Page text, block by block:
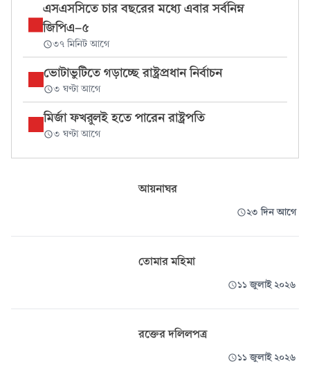
এসএসসিতে চার বছরের মধ্যে এবার সর্বনিম্ন
জিপিএ-৫
৩৭ মিনিট আগে
ভোটাভুটিতে গড়াচ্ছে রাষ্ট্রপ্রধান নির্বাচন
৩ ঘণ্টা আগে
মির্জা ফখরুলই হতে পারেন রাষ্ট্রপতি
৩ ঘণ্টা আগে
আয়নাঘর
২৩ দিন আগে
তোমার মহিমা
১১ জুলাই ২০২৬
রক্তের দলিলপত্র
১১ জুলাই ২০২৬